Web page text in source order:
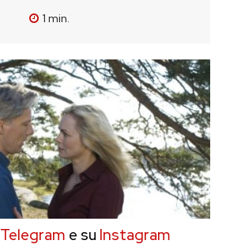
1 min.
Telegram e su Instagram